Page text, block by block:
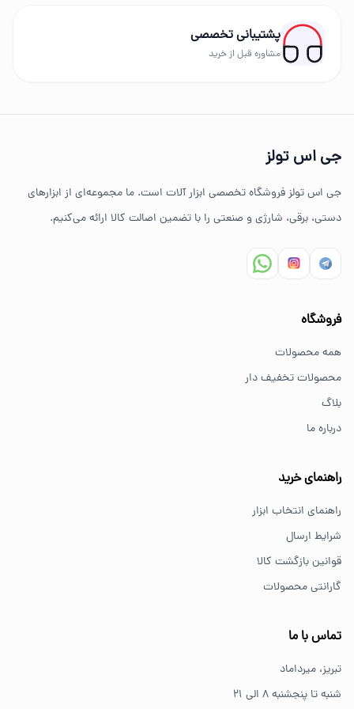
برندهای حرفه‌ای عرضه می‌شود.
ضمانت اصالت کالا
مشاوره تخصصی خرید ابزار
برای کارهای خانگی معمولاً ابزارهای سبک مانند دریل شارژی،
از کجا ابزار اصل بخریم؟
پشتیبانی تخصصی
مشاوره قبل از خرید
جی اس تولز
جی اس تولز فروشگاه تخصصی ابزار آلات است. ما مجموعه‌ای از ابزارهای
دستی، برقی، شارژی و صنعتی را با تضمین اصالت کالا ارائه می‌کنیم.
فروشگاه
همه محصولات
محصولات تخفیف دار
بلاگ
درباره ما
راهنمای خرید
راهنمای انتخاب ابزار
شرایط ارسال
قوانین بازگشت کالا
گارانتی محصولات
تماس با ما
تبریز، میرداماد
شنبه تا پنجشنبه ۸ الی ۲۱